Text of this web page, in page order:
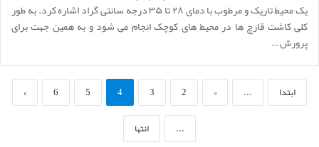
یک محیط تاریک و مرطوب با دمای ۲۸ تا ۳۵ درجه سانتی گراد اشاره کرد. به طور
کلی کاشت قارچ ها در محیط های کوچک انجام می شود و به همین جهت برای
پرورش …
ابتدا ...
«
2
3
4
5
6
»
...
انتها